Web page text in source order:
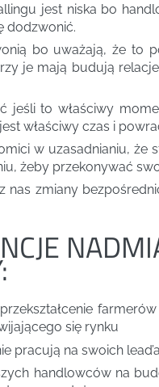
jest niska bo
dodzwonić.
bo uważają, że to
je mają budują
jeśli to właściwy
właściwy czas i
w uzasadnianiu,
żeby przekonywać
nas zmiany
się rynku
pracują na swoich
handlowców na